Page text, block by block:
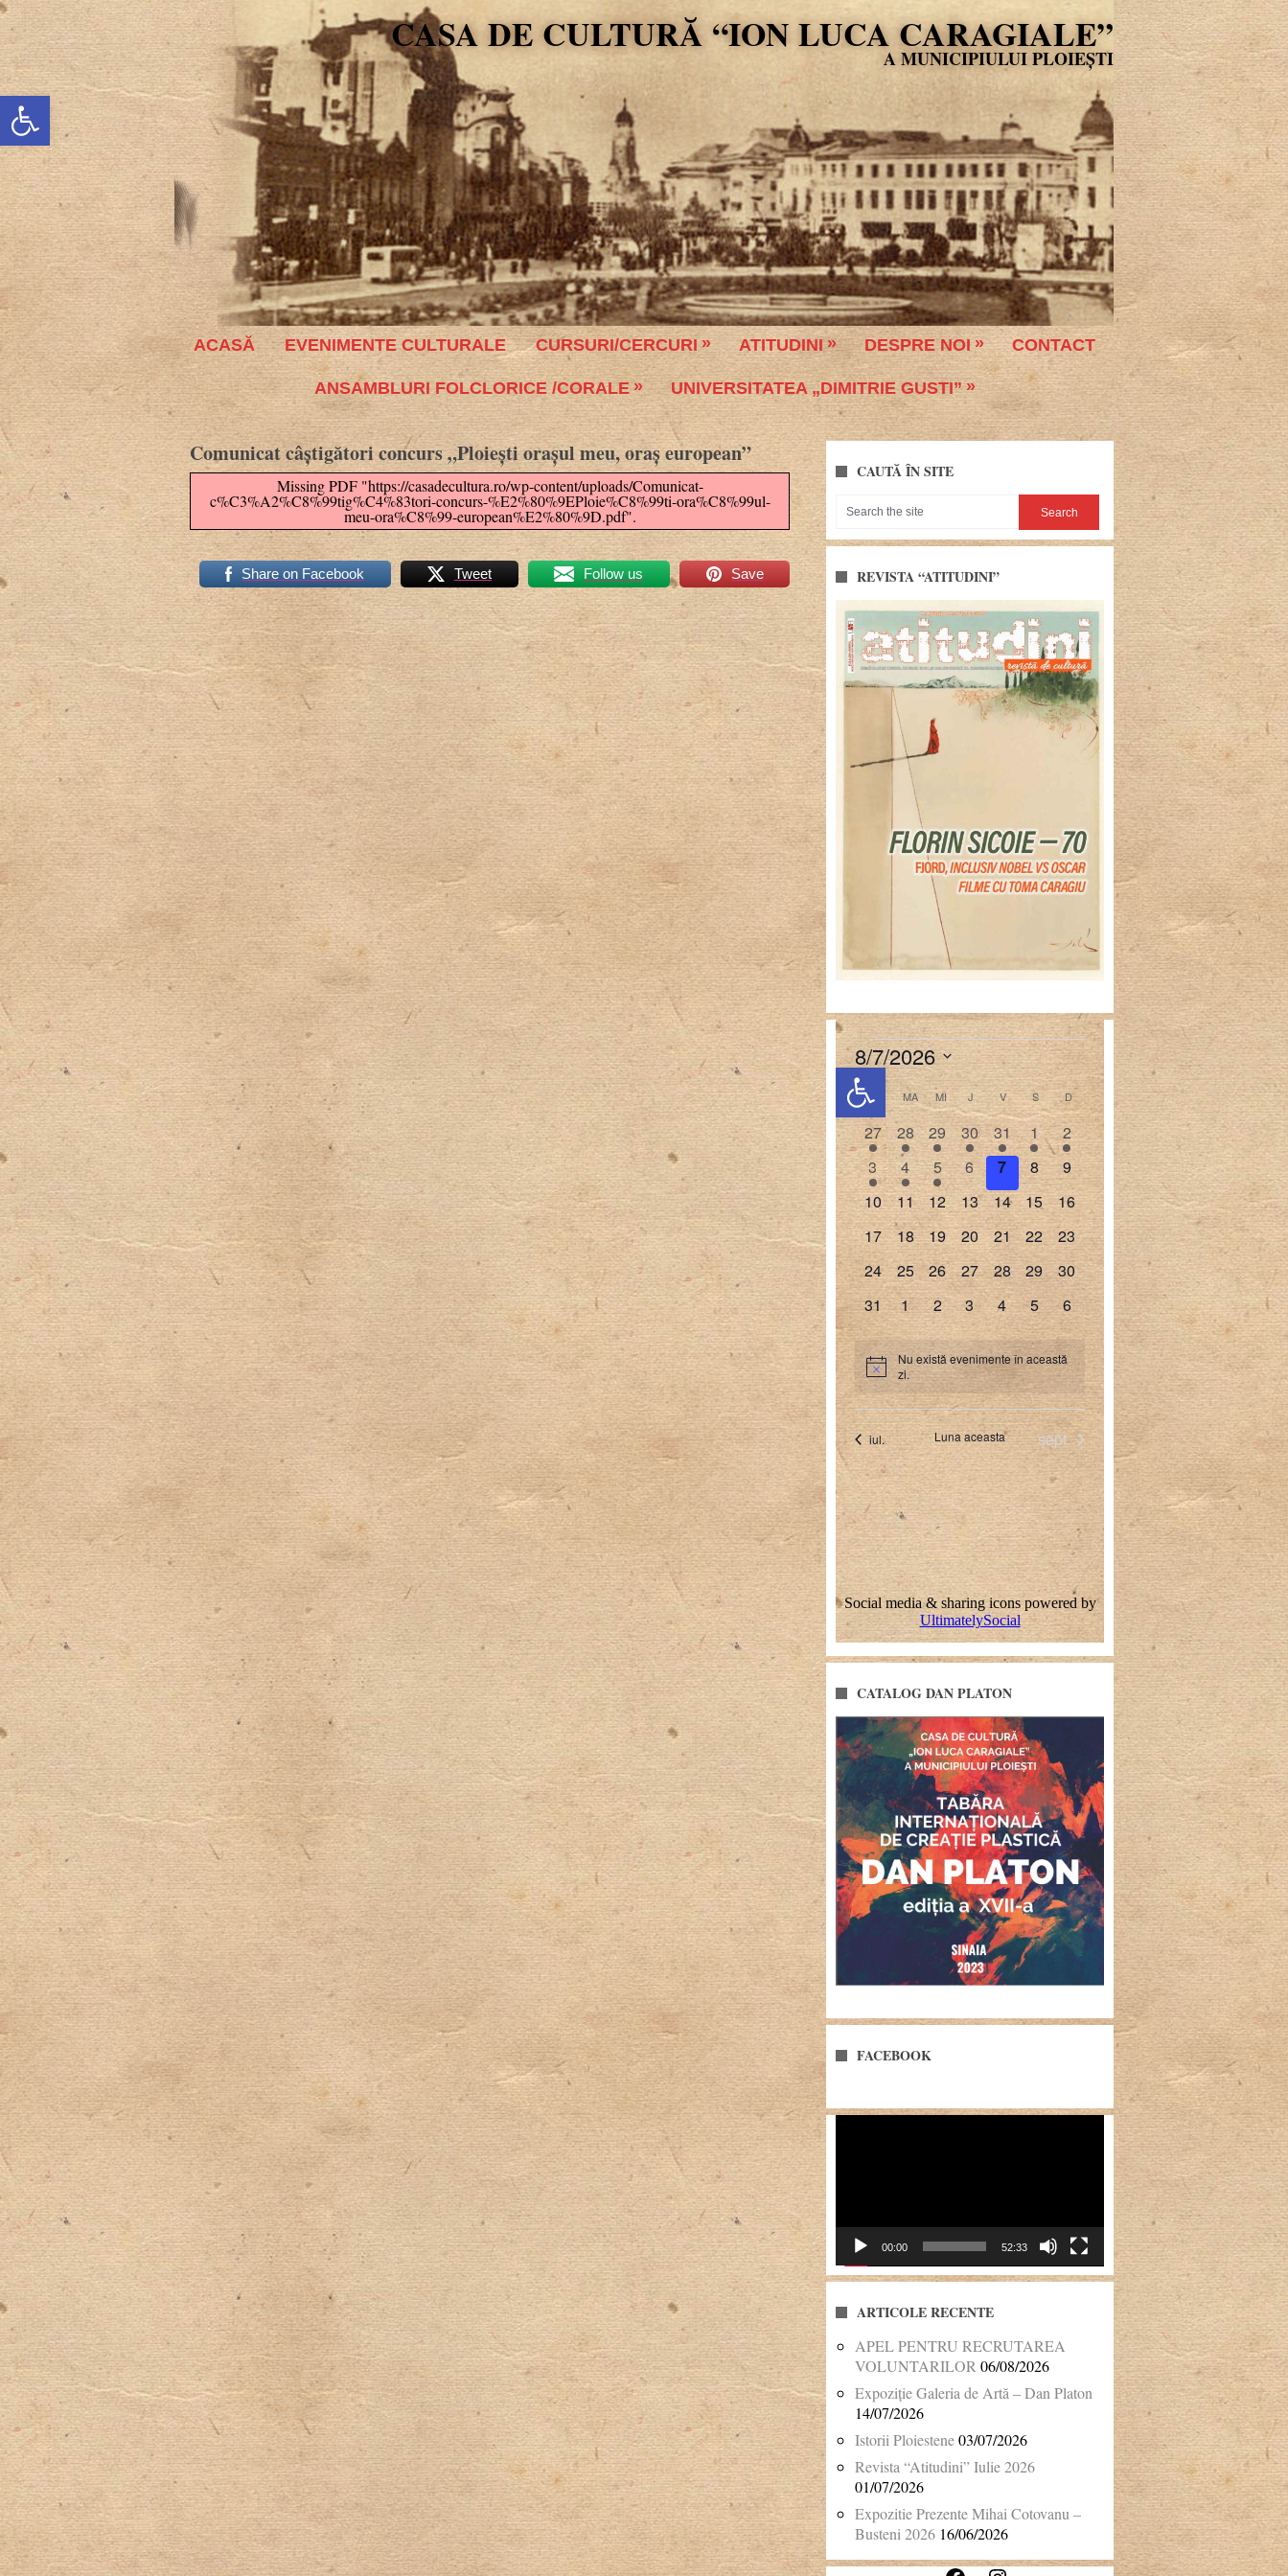
Deschide bara de unelte
CASA DE CULTURĂ “ION LUCA CARAGIALE”
ACASĂ EVENIMENTE CULTURALE CURSURI/CERCURI ATITUDINI DESPRE NOI CONTACT
ANSAMBLURI FOLCLORICE /CORALE UNIVERSITATEA „DIMITRIE GUSTI”
Comunicat câștigători concurs „Ploiești orașul meu, oraș european”
Missing PDF "https://casadecultura.ro/wp-content/uploads/Comunicat-
c%C3%A2%C8%99tig%C4%83tori-concurs-%E2%80%9EPloie%C8%99ti-ora%C8%99ul-
meu-ora%C8%99-european%E2%80%9D.pdf".
Share on Facebook Tweet Follow us Save
CAUTĂ ÎN SITE
REVISTA “ATITUDINI”
CATALOG DAN PLATON
FACEBOOK
00:00 52:33
ARTICOLE RECENTE
APEL PENTRU RECRUTAREA
VOLUNTARILOR06/08/2026
Expoziție Galeria de Artă – Dan Platon
14/07/2026
Istorii Ploiestene03/07/2026
Revista “Atitudini” Iulie 2026
01/07/2026
Expozitie Prezente Mihai Cotovanu –
Busteni 2026 16/06/2026